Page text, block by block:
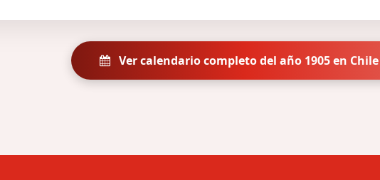
Ver calendario completo del año 1905 en Chile